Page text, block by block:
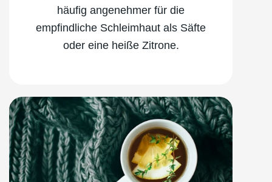
häufig angenehmer für die
empfindliche Schleimhaut als Säfte
oder eine heiße Zitrone.